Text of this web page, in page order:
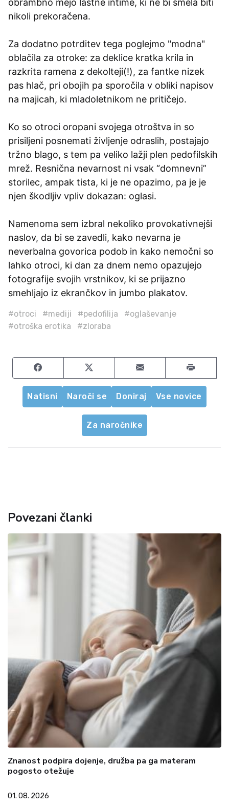
obrambno mejo lastne intime, ki ne bi smela biti
nikoli prekoračena.
Za dodatno potrditev tega poglejmo "modna"
oblačila za otroke: za deklice kratka krila in
razkrita ramena z dekolteji(!), za fantke nizek
pas hlač, pri obojih pa sporočila v obliki napisov
na majicah, ki mladoletnikom ne pritičejo.
Ko so otroci oropani svojega otroštva in so
prisiljeni posnemati življenje odraslih, postajajo
tržno blago, s tem pa veliko lažji plen pedofilskih
mrež. Resnična nevarnost ni vsak “domnevni”
storilec, ampak tista, ki je ne opazimo, pa je je
njen škodljiv vpliv dokazan: oglasi.
Namenoma sem izbral nekoliko provokativnejši
naslov, da bi se zavedli, kako nevarna je
neverbalna govorica podob in kako nemočni so
lahko otroci, ki dan za dnem nemo opazujejo
fotografije svojih vrstnikov, ki se prijazno
smehljajo iz ekrančkov in jumbo plakatov.
#otroci #mediji #pedofilija
#oglaševanje
#otroška erotika
#zloraba
Share on FacebookShare on TwitterShare by email
Natisni Naroči se Doniraj Vse novice
Za naročnike
Povezani članki
Znanost podpira dojenje, družba pa ga materam
pogosto otežuje
01. 08. 2026